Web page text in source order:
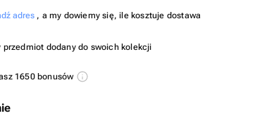
adres , a my dowiemy się, ile kosztuje dostawa
przedmiot dodany do swoich kolekcji
1650 bonusów